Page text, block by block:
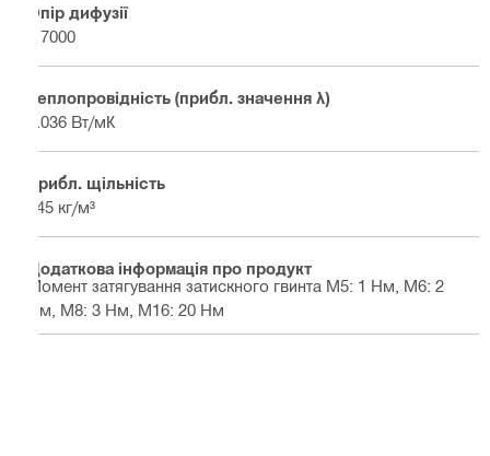
Опір дифузії
≥ 7000
Теплопровідність (прибл. значення λ)
0.036 Вт/мК
Прибл. щільність
145 кг/м³
Додаткова інформація про продукт
Момент затягування затискного гвинта M5: 1 Нм, M6: 2
Нм, M8: 3 Нм, M16: 20 Нм